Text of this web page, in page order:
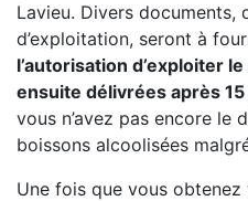
Lavieu. Divers
d’exploitation, seront à
l’autorisation d’exploiter
ensuite délivrées après
vous n’avez pas encore le
boissons alcoolisées
Une fois que vous obtenez